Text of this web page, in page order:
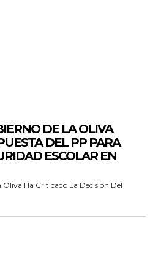
DE LA OLIVA
DEL PP PARA
ESCOLAR EN
Ha Criticado La Decisión Del